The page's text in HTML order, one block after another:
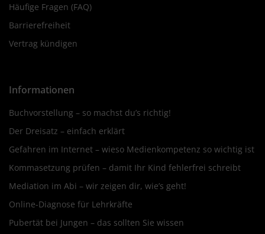
Häufige Fragen (FAQ)
Barrierefreiheit
Vertrag kündigen
Informationen
Buchvorstellung – so machst du’s richtig!
Der Dreisatz – einfach erklärt
Gefahren im Internet – wieso Medienkompetenz so wichtig ist
Kommasetzung prüfen – damit Ihr Kind fehlerfrei schreibt
Mediation im Abi – wir zeigen dir, wie’s geht!
Online-Diagnose für Lehrkräfte
Pubertät bei Jungen – das sollten Sie wissen